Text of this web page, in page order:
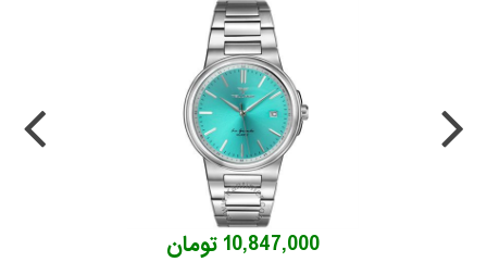
10,847,000 تومان